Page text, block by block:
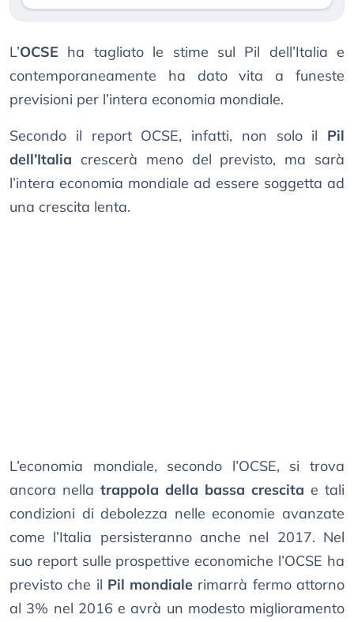
L’OCSE ha tagliato le stime sul Pil dell’Italia e
contemporaneamente ha dato vita a funeste
previsioni per l’intera economia mondiale.
Secondo il report OCSE, infatti, non solo il Pil
dell’Italia crescerà meno del previsto, ma sarà
l’intera economia mondiale ad essere soggetta ad
una crescita lenta.
L’economia mondiale, secondo l’OCSE, si trova
ancora nella trappola della bassa crescita e tali
condizioni di debolezza nelle economie avanzate
come l’Italia persisteranno anche nel 2017. Nel
suo report sulle prospettive economiche l’OCSE ha
previsto che il Pil mondiale rimarrà fermo attorno
al 3% nel 2016 e avrà un modesto miglioramento